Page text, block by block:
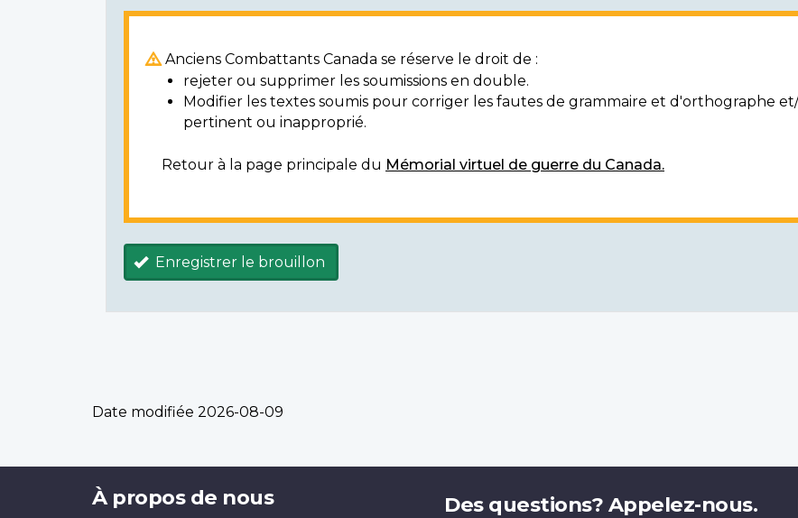
Anciens Combattants Canada se réserve le droit de :
rejeter ou supprimer les soumissions en double.
Modifier les textes soumis pour corriger les fautes de grammaire et d'orthographe
pertinent ou inapproprié.
Retour à la page principale du Mémorial virtuel de guerre du Canada.
Enregistrer le brouillon
Date modifiée 2026-08-09
Brand
À propos de nous Des questions? Appelez-nous.